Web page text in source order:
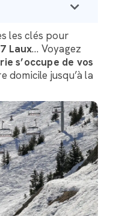
les clés pour
7 Laux… Voyagez
s’occupe de vos
domicile jusqu’à la